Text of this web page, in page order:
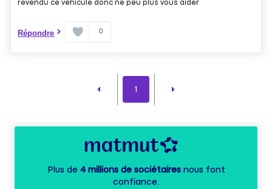
revendu ce véhicule donc ne peu plus vous aider
Répondre 0
1
Plus de 4 millions de sociétairesnous font
confiance.